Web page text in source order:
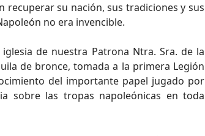
recuperar su nación, sus tradiciones y sus
no era invencible.
de nuestra Patrona Ntra. Sra. de la
de bronce, tomada a la primera Legión
del importante papel jugado por
sobre las tropas napoleónicas en toda